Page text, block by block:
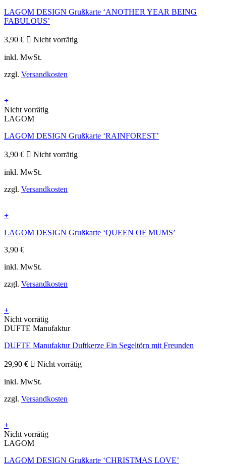
LAGOM DESIGN Grußkarte ‘ANOTHER YEAR BEING
FABULOUS’
3,90 € Nicht vorrätig
inkl. MwSt.
zzgl. Versandkosten
+
Nicht vorrätig
LAGOM
LAGOM DESIGN Grußkarte ‘RAINFOREST’
3,90 € Nicht vorrätig
inkl. MwSt.
zzgl. Versandkosten
+
LAGOM DESIGN Grußkarte ‘QUEEN OF MUMS’
3,90 €
inkl. MwSt.
zzgl. Versandkosten
+
Nicht vorrätig
DUFTE Manufaktur
DUFTE Manufaktur Duftkerze Ein Segeltörn mit Freunden
29,90 € Nicht vorrätig
inkl. MwSt.
zzgl. Versandkosten
+
Nicht vorrätig
LAGOM
LAGOM DESIGN Grußkarte ‘CHRISTMAS LOVE’